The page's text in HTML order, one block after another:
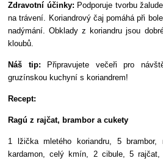
Zdravotní účinky: Podporuje tvorbu
na trávení. Koriandrový čaj pomáhá při
nadýmání. Obklady z koriandru jsou
kloubů.
Náš tip: Připravujete večeři pro
gruzínskou kuchyní s koriandrem!
Recept:
Ragú z rajčat, brambor a cukety
1 lžička mletého koriandru, 5
kardamon, celý kmín, 2 cibule, 5